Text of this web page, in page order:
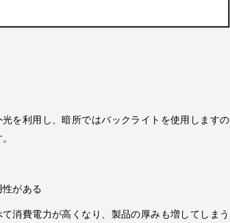
を利用し、暗所ではバックライトを使用しますの
がある
消費電力が高くなり、製品の厚みも増してしまう